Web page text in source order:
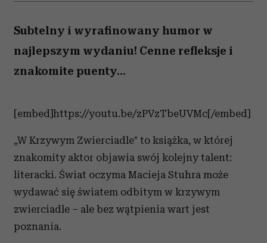
Subtelny i wyrafinowany humor w
najlepszym wydaniu! Cenne refleksje i
znakomite puenty...
[embed]https://youtu.be/zPVzTbeUVMc[/embed]
„W Krzywym Zwierciadle″ to książka, w której
znakomity aktor objawia swój kolejny talent:
literacki. Świat oczyma Macieja Stuhra może
wydawać się światem odbitym w krzywym
zwierciadle – ale bez wątpienia wart jest
poznania.